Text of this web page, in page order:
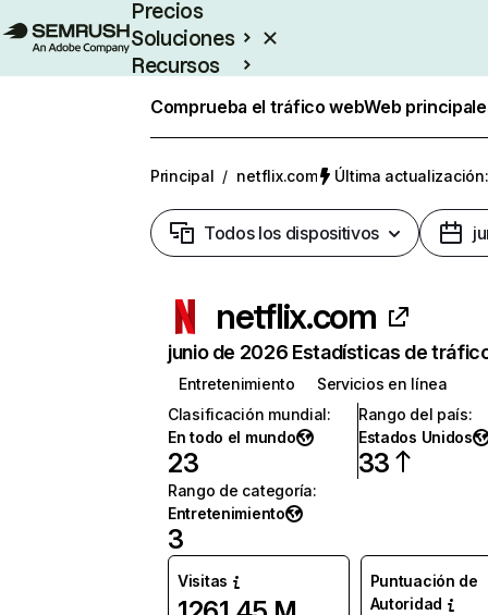
Precios
Soluciones
Recursos
Comprueba el tráfico webWeb
Principal / netflix.com Última
Todos los dispositivos
netflix.com
junio de 2026 Estadísticas de
Entretenimiento
Servicios en línea
Clasificación mundial:
En todo el mundo
23
Rango del país:
Estados Unidos
33
Rango de categoría:
Entretenimiento
3
Visitas
Puntuación de
Autoridad